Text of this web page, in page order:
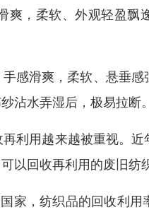
，柔软、外观轻盈飘
感滑爽，柔软、悬垂
沾水弄湿后，极易拉断。
利用越来越被重视。
以回收再利用的废旧纺
家，纺织品的回收利